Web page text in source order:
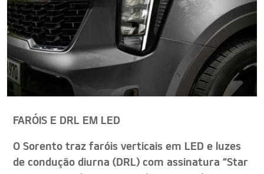
FARÓIS E DRL EM LED
O Sorento traz faróis verticais em LED e luzes
de condução diurna (DRL) com assinatura “Star